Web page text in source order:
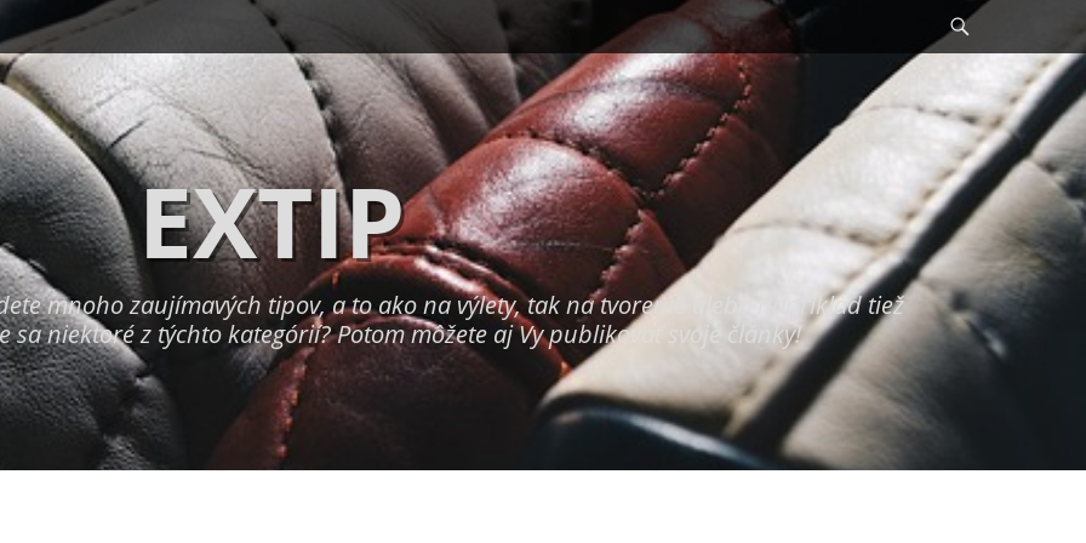
Search
EXTIP
mnoho zaujímavých tipov, a to ako na výlety, tak na tvorenie alebo napríklad tiež
sa niektoré z týchto kategórií? Potom môžete aj Vy publikovať svoje články!